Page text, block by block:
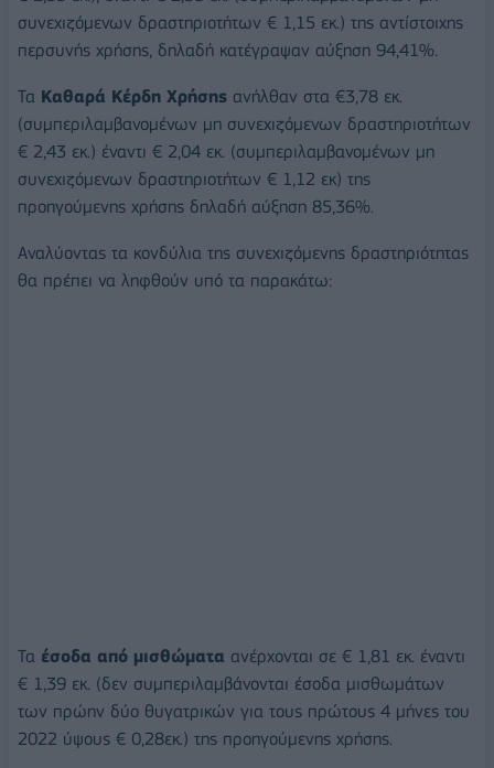
συνεχιζόμενων δραστηριοτήτων € 1,15 εκ.) της αντίστοιχης
περσυνής χρήσης, δηλαδή κατέγραψαν αύξηση 94,41%.
Τα Καθαρά Κέρδη Χρήσης ανήλθαν στα €3,78 εκ.
(συμπεριλαμβανομένων μη συνεχιζόμενων δραστηριοτήτων
€ 2,43 εκ.) έναντι € 2,04 εκ. (συμπεριλαμβανομένων μη
συνεχιζόμενων δραστηριοτήτων € 1,12 εκ) της
προηγούμενης χρήσης δηλαδή αύξηση 85,36%.
Αναλύοντας τα κονδύλια της συνεχιζόμενης δραστηριότητας
θα πρέπει να ληφθούν υπό τα παρακάτω:
Τα έσοδα από μισθώματα ανέρχονται σε € 1,81 εκ. έναντι
€ 1,39 εκ. (δεν συμπεριλαμβάνονται έσοδα μισθωμάτων
των πρώην δύο θυγατρικών για τους πρώτους 4 μήνες του
2022 ύψους € 0,28εκ.) της προηγούμενης χρήσης.